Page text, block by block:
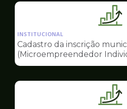
de
Sala
INSTITUCIONAL
Cadastro da inscrição
(Microempreendedor